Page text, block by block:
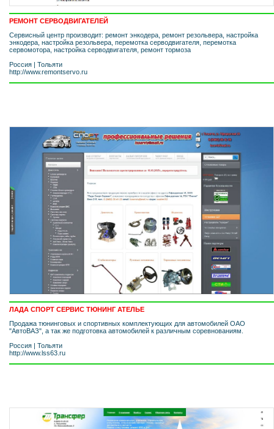
РЕМОНТ СЕРВОДВИГАТЕЛЕЙ
Сервисный центр производит: ремонт энкодера, ремонт резольвера, настройка
энкодера, настройка резольвера, перемотка серводвигателя, перемотка
сервомотора, настройка серводвигателя, ремонт тормоза
Россия | Тольяти
http://www.remontservo.ru
ЛАДА СПОРТ СЕРВИС ТЮНИНГ АТЕЛЬЕ
Продажа тюнинговых и спортивных комплектующих для автомобилей ОАО
"АвтоВАЗ", а так же подготовка автомобилей к различным соревнованиям.
Россия | Тольяти
http://www.lss63.ru